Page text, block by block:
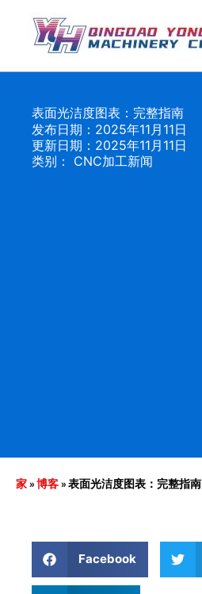
容
表面光洁度图表：完整指南
发布日期：2025年11月11日
更新日期：2025年11月11日
类别： CNC加工新闻
家»博客»表面光洁度图表：完整指南
Facebook